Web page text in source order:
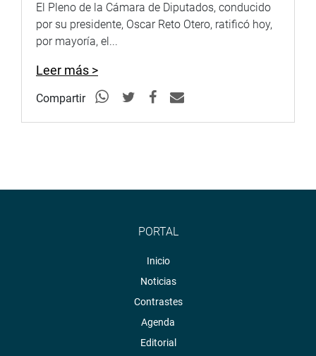
El Pleno de la Cámara de Diputados, conducido
por su presidente, Oscar Reto Otero, ratificó hoy,
por mayoría, el...
Leer más >
Compartir
PORTAL
Inicio
Noticias
Contrastes
Agenda
Editorial